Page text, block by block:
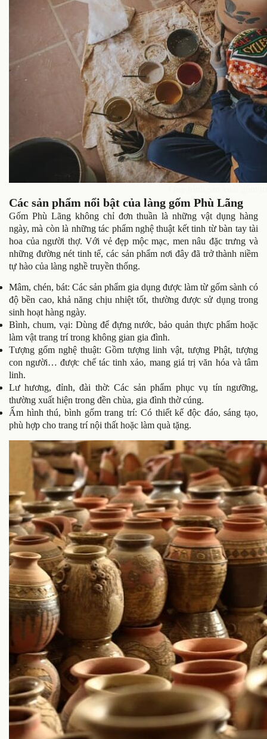
Các sản phẩm nổi bật của làng gốm Phù Lãng
Gốm Phù Lãng không chỉ đơn thuần là những vật dụng hàng
ngày, mà còn là những tác phẩm nghệ thuật kết tinh từ bàn tay tài
hoa của người thợ. Với vẻ đẹp mộc mạc, men nâu đặc trưng và
những đường nét tinh tế, các sản phẩm nơi đây đã trở thành niềm
tự hào của làng nghề truyền thống.
Mâm, chén, bát: Các sản phẩm gia dụng được làm từ gốm sành có
độ bền cao, khả năng chịu nhiệt tốt, thường được sử dụng trong
sinh hoạt hàng ngày.
Bình, chum, vại: Dùng để đựng nước, bảo quản thực phẩm hoặc
làm vật trang trí trong không gian gia đình.
Tượng gốm nghệ thuật: Gồm tượng linh vật, tượng Phật, tượng
con người… được chế tác tinh xảo, mang giá trị văn hóa và tâm
linh.
Lư hương, đỉnh, đài thờ: Các sản phẩm phục vụ tín ngưỡng,
thường xuất hiện trong đền chùa, gia đình thờ cúng.
Ấm hình thú, bình gốm trang trí: Có thiết kế độc đáo, sáng tạo,
phù hợp cho trang trí nội thất hoặc làm quà tặng.